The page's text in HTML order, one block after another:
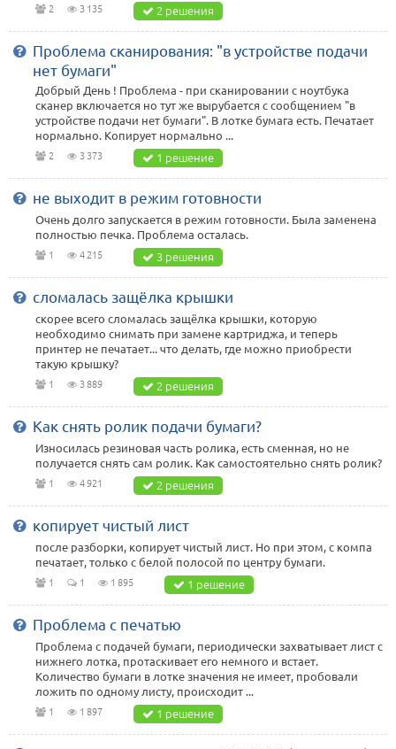
2 3 135 2 решения
Проблема сканирования: "в устройстве подачи
нет бумаги"
Добрый День ! Проблема - при сканировании с ноутбука
сканер включается но тут же вырубается с сообщением "в
устройстве подачи нет бумаги". В лотке бумага есть. Печатает
нормально. Копирует нормально ...
2 3 373 1 решение
не выходит в режим готовности
Очень долго запускается в режим готовности. Была заменена
полностью печка. Проблема осталась.
1 4 215 3 решения
сломалась защёлка крышки
скорее всего сломалась защёлка крышки, которую
необходимо снимать при замене картриджа, и теперь
принтер не печатает... что делать, где можно приобрести
такую крышку?
1 3 889 2 решения
Как снять ролик подачи бумаги?
Износилась резиновая часть ролика, есть сменная, но не
получается снять сам ролик. Как самостоятельно снять ролик?
1 4 921 2 решения
копирует чистый лист
после разборки, копирует чистый лист. Но при этом, с компа
печатает, только с белой полосой по центру бумаги.
1 1 1 895 1 решение
Проблема с печатью
Проблема с подачей бумаги, периодически захватывает лист с
нижнего лотка, протаскивает его немного и встает.
Количество бумаги в лотке значения не имеет, пробовали
ложить по одному листу, происходит ...
1 1 897 1 решение